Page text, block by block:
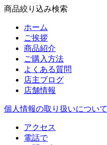
商品絞り込み検索
ホーム
ご挨拶
商品紹介
ご購入方法
よくある質問
店主ブログ
店舗情報
個人情報の取り扱いについて
アクセス
電話で